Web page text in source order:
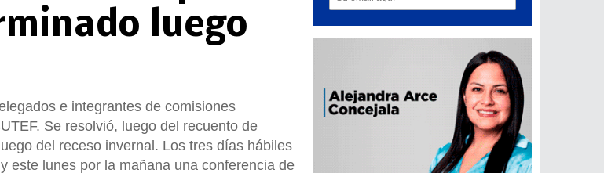
luego
e integrantes de comisiones
Se resolvió, luego del recuento de
del receso invernal. Los tres días hábiles
este lunes por la mañana una conferencia de